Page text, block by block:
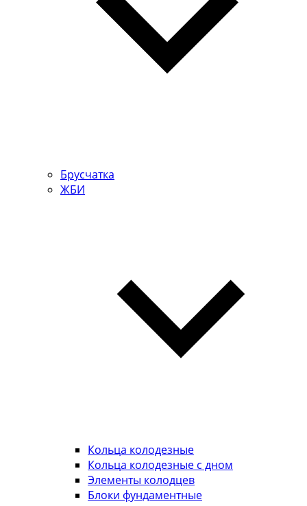
Брусчатка
ЖБИ
Кольца колодезные
Кольца колодезные с дном
Элементы колодцев
Блоки фундаментные